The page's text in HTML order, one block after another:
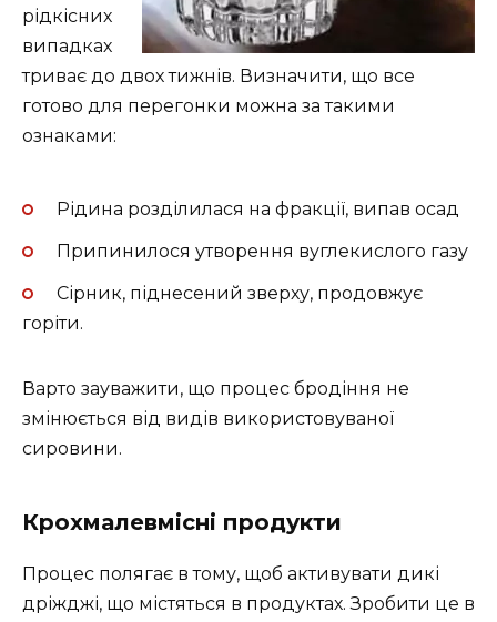
рідкісних
випадках
триває до двох тижнів. Визначити, що все
готово для перегонки можна за такими
ознаками:
Рідина розділилася на фракції, випав осад
Припинилося утворення вуглекислого газу
Сірник, піднесений зверху, продовжує
горіти.
Варто зауважити, що процес бродіння не
змінюється від видів використовуваної
сировини.
Крохмалевмісні продукти
Процес полягає в тому, щоб активувати дикі
дріжджі, що містяться в продуктах. Зробити це в